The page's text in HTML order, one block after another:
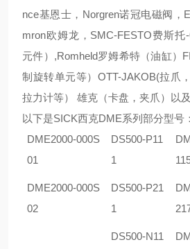
nce基恩士，Norgren诺冠电磁阀，
mron欧姆龙，SMC-FESTO费斯
元件）,Romheld罗姆希特（油缸）
制旋转单元等）OTT-JAKOB(拉爪
拉力计等） 雄克（卡盘，夹爪）以
以下是SICK西克DME系列部分型号：
DME2000-000S
01
DS500-P11
1
DME2000-000S
02
DS500-P21
1
DS500-N11